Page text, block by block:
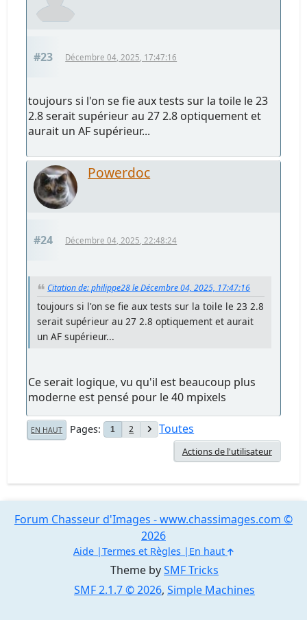
#23 Décembre 04, 2025, 17:47:16
toujours si l'on se fie aux tests sur la toile le 23
2.8 serait supérieur au 27 2.8 optiquement et
aurait un AF supérieur...
Powerdoc
#24 Décembre 04, 2025, 22:48:24
Citation de: philippe28 le Décembre 04, 2025, 17:47:16
toujours si l'on se fie aux tests sur la toile le 23 2.8
serait supérieur au 27 2.8 optiquement et aurait
un AF supérieur...
Ce serait logique, vu qu'il est beaucoup plus
moderne est pensé pour le 40 mpixels
EN HAUT Pages 1 2 Toutes
Actions de l'utilisateur
Theme bySMF Tricks
SMF 2.1.7 © 2026, Simple Machines
Forum Chasseur d'Images - www.chassimages.com ©
2026
Aide Termes et Règles En haut